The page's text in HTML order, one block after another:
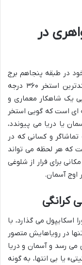
در
در طبقه پنجاهم برج
پالم در جزایر جمیرا، نه تنها به عنوان بلندترین استخر ۳۶۰ درجه
یک شاهکار معماری و
است که گویی استخر
یا دریا می پیوندد،
و کسانی که در
که هر لحظه می تواند
برای فرار از شلوغی
اوج آسمان.
کرانگی
اسکایپول می گذارد، با
در رویاهایش متصور
می رسد و آسمان و دریا
یا بی انتها، به گونه